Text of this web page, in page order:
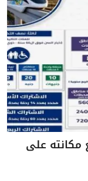
على